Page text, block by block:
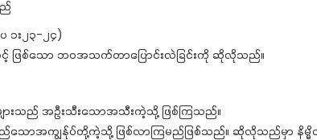
ည်
၁း၂၃-၂၄)
င့် ဖြစ်သော ဘဝအသက်တာပြောင်းလဲခြင်းကို ဆိုလိုသည်။
ားသည် အဦးသီးသောအသီးကဲ့သို့ ဖြစ်ကြသည်။
ည်သောအကျွန်ုပ်တို့ကဲ့သို့ ဖြစ်လာကြမည်ဖြစ်သည်။ ဆိုလိုသည်မှာ နိမ္